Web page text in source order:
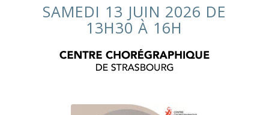
SAMEDI 13 JUIN 2026 DE
13H30 À 16H